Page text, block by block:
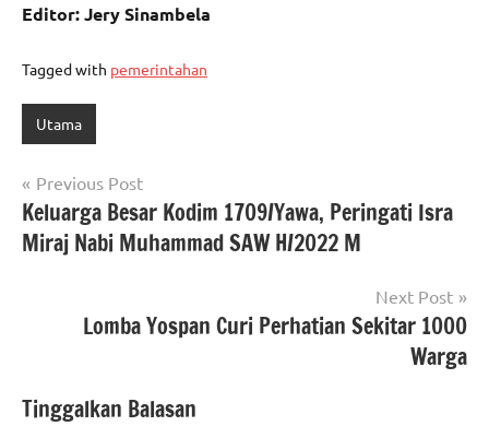
Editor: Jery Sinambela
Tagged with pemerintahan
Utama
Navigasi
pos
Previous Post
Keluarga Besar Kodim 1709/Yawa, Peringati Isra
Miraj Nabi Muhammad SAW H/2022 M
Next Post
Lomba Yospan Curi Perhatian Sekitar 1000
Warga
Tinggalkan Balasan